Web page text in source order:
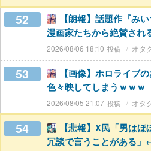
52
【朗報】話題作『み
漫画家たちから絶賛され
2026/08/06 18:10 オタ
53
【画像】ホロライブ
色々映してしまうｗｗｗ
2026/08/05 21:07 オタ
54
【悲報】X民「男は
冗談で言うことがある